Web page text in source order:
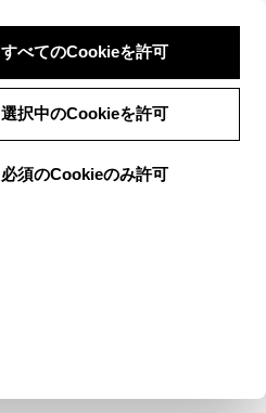
すべてのCookieを許可
選択中のCookieを許可
必須のCookieのみ許可
ログイン 検索 メニュー
メニュー